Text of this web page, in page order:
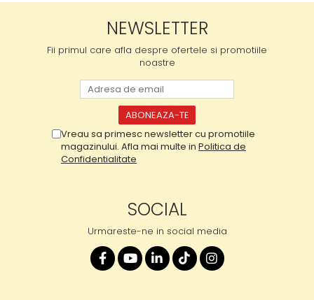
NEWSLETTER
Fii primul care afla despre ofertele si promotiile
noastre
Vreau sa primesc newsletter cu promotiile
magazinului. Afla mai multe in Politica de
Confidentialitate
SOCIAL
Urmareste-ne in social media